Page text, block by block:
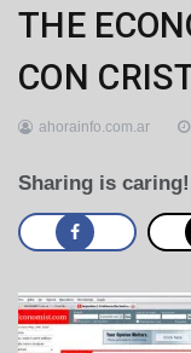
Internacionales
THE
CON
ahorainfo.com.ar
Sharing is caring!